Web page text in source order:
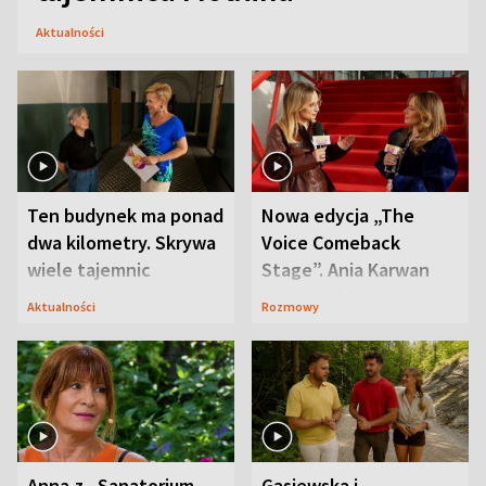
Aktualności
Ten budynek ma ponad
dwa kilometry. Skrywa
wiele tajemnic
Aktualności
Nowa edycja „The
Voice Comeback
Stage”. Ania Karwan
zapowiada
Rozmowy